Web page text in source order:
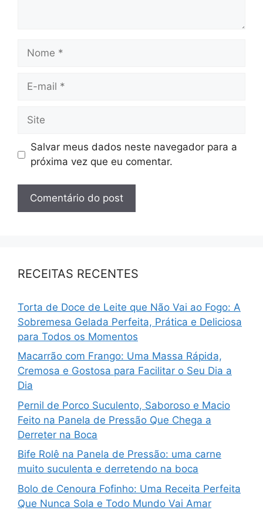
Salvar meus dados neste navegador para a
próxima vez que eu comentar.
RECEITAS RECENTES
Torta de Doce de Leite que Não Vai ao Fogo: A
Sobremesa Gelada Perfeita, Prática e Deliciosa
para Todos os Momentos
Macarrão com Frango: Uma Massa Rápida,
Cremosa e Gostosa para Facilitar o Seu Dia a
Dia
Pernil de Porco Suculento, Saboroso e Macio
Feito na Panela de Pressão Que Chega a
Derreter na Boca
Bife Rolê na Panela de Pressão: uma carne
muito suculenta e derretendo na boca
Bolo de Cenoura Fofinho: Uma Receita Perfeita
Que Nunca Sola e Todo Mundo Vai Amar